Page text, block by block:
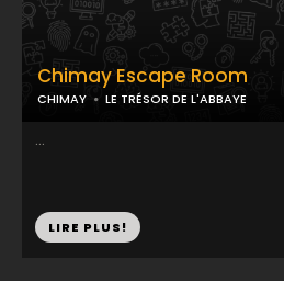
Chimay Escape Room
CHIMAY LE TRÉSOR DE L'ABBAYE
...
LIRE PLUS!